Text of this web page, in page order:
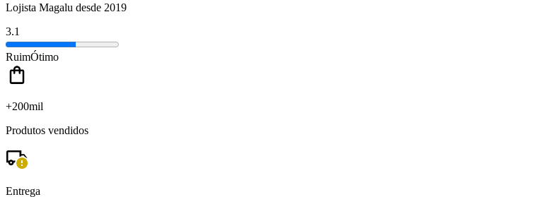
Lojista Magalu desde 2019
3.1
RuimÓtimo
+200mil
Produtos vendidos
Entrega